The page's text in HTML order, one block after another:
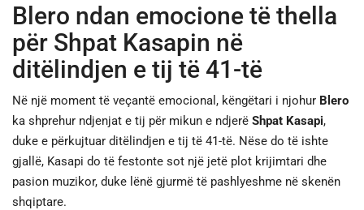
Blero ndan emocione të thella
për Shpat Kasapin në
ditëlindjen e tij të 41-të
Në një moment të veçantë emocional, këngëtari i njohur Blero
ka shprehur ndjenjat e tij për mikun e ndjerë Shpat Kasapi,
duke e përkujtuar ditëlindjen e tij të 41-të. Nëse do të ishte
gjallë, Kasapi do të festonte sot një jetë plot krijimtari dhe
pasion muzikor, duke lënë gjurmë të pashlyeshme në skenën
shqiptare.